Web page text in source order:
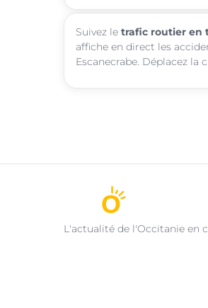
Suivez le trafic routier en
affiche en direct les
Escanecrabe. Déplacez la
L'actualité de l'Occitanie en